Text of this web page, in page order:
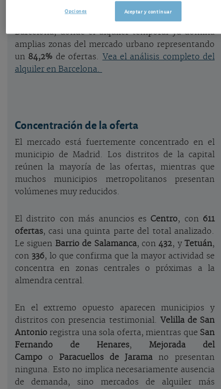
claramente minoritaria frente al alquiler
tradicional. Este rasgo diferencia a Madrid de
Barcelona, donde el alquiler temporal ya domina
amplias zonas del mercado urbano representando
un 84,2% de ofertas. Vea el análisis completo del
alquiler en Barcelona.
Concentración de la oferta
El mercado está fuertemente concentrado en el
municipio de Madrid. Los distritos de la capital
reúnen la mayoría de las ofertas, mientras que
muchos municipios metropolitanos presentan
volúmenes muy reducidos.
El distrito con más anuncios esCentro, con 611
ofertas, casi una quinta parte del total analizado.
Le siguen Barrio de Salamanca, con432, y Tetuán,
con 336, lo que confirma que la mayor actividad se
concentra en zonas centrales o próximas a la
almendra central.
En el extremo opuesto aparecen municipios y
distritos con presencia testimonial. Velilla de San
Antonio registra una sola oferta, mientras que San
Fernando de Henares, Mejorada del
Campo o Paracuellos de Jarama no presentan
ninguna. Esto no implica necesariamente ausencia
de demanda, sino mercados de alquiler más
Aceptar y continuar
Opciones